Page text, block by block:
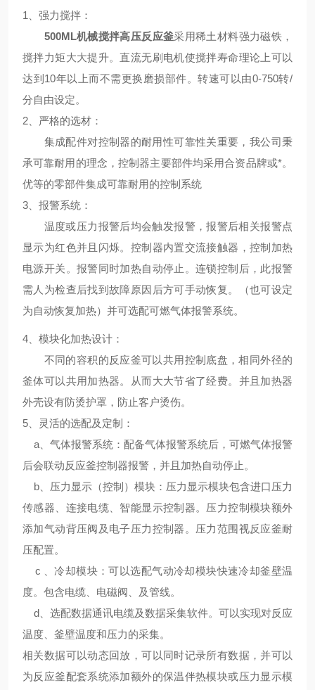
1、 强力搅拌 ：
500ML机械搅拌高压反应釜采用稀土材料强力磁铁，
搅拌力矩大大提升。直流无刷电机使搅拌寿命理论上可以
达到10年以上而不需更换磨损部件。转速可以由0-750转/
分自由设定。
2、 严格的选材 ：
集成配件对控制器的耐用性可靠性关重要，我公司秉
承可靠耐用的理念，控制器主要部件均采用合资品牌或*。
优等的零部件集成可靠耐用的控制系统
3、 报警系统 ：
温度或压力报警后均会触发报警，报警后相关报警点
显示为红色并且闪烁。控制器内置交流接触器，控制加热
电源开关。报警同时加热自动停止。连锁控制后，此报警
需人为检查后找到故障原因后方可手动恢复。（也可设定
为自动恢复加热）并可选配可燃气体报警系统。
4、 模块化加热设计 ：
不同的容积的反应釜可以共用控制底盘，相同外径的
釜体可以共用加热器。从而大大节省了经费。并且加热器
外壳设有防烫护罩，防止客户烫伤。
5、
灵活的选配及定制 ：
a、气体报警系统：配备气体报警系统后，可燃气体报警
后会联动反应釜控制器报警，并且加热自动停止。
b、压力显示（控制）模块：压力显示模块包含进口压力
传感器、连接电缆、智能显示控制器。压力控制模块额外
添加气动背压阀及电子压力控制器。压力范围视反应釜耐
压配置。
c 、冷却模块：可以选配气动冷却模块快速冷却釜壁温
度。包含电缆、电磁阀、及管线。
d、选配数据通讯电缆及数据采集软件。可以实现对反应
温度、釜壁温度和压力的采集。
相关数据可以动态回放，可以同时记录所有数据，并可以
为反应釜配套系统添加额外的保温伴热模块或压力显示模